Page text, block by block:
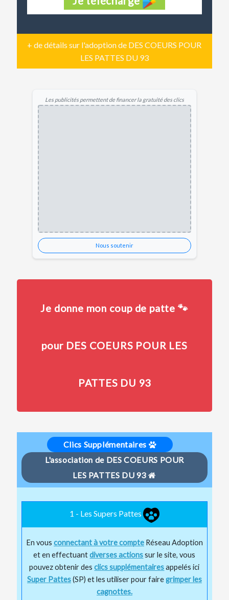
+ de détails sur l'adoption de DES COEURS POUR
LES PATTES DU 93
Les publicités permettent de financer la gratuité des clics
Nous soutenir
Je donne mon coup de patte 🐾
pour DES COEURS POUR LES
PATTES DU 93
Clics Supplémentaires
L'association de DES COEURS POUR
LES PATTES DU 93
1 - Les Supers Pattes
En vous connectant à votre compte Réseau Adoption
et en effectuantdiverses actionssur le site, vous
pouvez obtenir desclics supplémentairesappelés ici
Super Pattes(SP) et les utiliser pour fairegrimper les
cagnottes.